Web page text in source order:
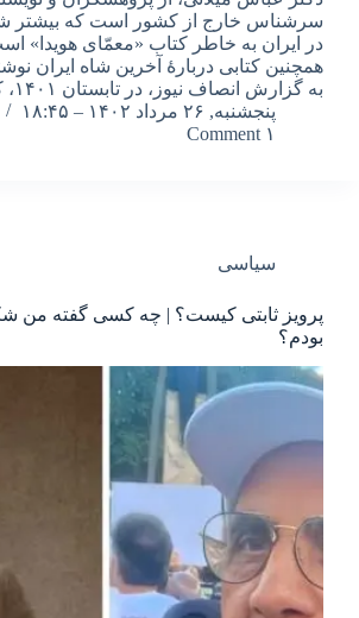
سرشناس خارج از کشور است که بیشتر
در ایران به خاطر کتاب «معمّای هویدا»
همچنین کتابی دربارهٔ آخرین شاه ایران
به گزارش انصاف نیوز، در تابستان ۱۴۰۱، کتابی با…
پنجشنبه, ۲۶ مرداد ۱۴۰۲ – ۱۸:۴۵
۱ Comment
سیاسی
پرویز ثابتی کیست؟ | چه کسی گفته من
بودم؟